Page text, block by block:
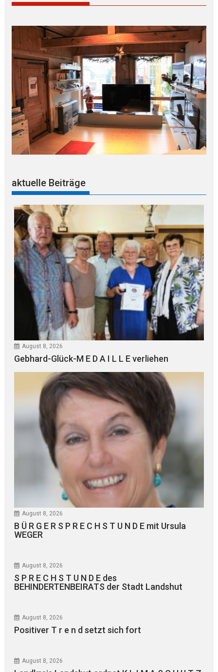
aktuelle Beiträge
August 8, 2026
Gebhard-Glück-M E D A I L L E verliehen
August 8, 2026
B Ü R G E R S P R E C H S T U N D E mit Ursula
WEGER
August 8, 2026
S P R E C H S T U N D E des
BEHINDERTENBEIRATS der Stadt Landshut
August 8, 2026
Positiver T r e n d setzt sich fort
August 8, 2026